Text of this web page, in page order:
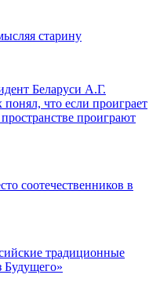
старину
Беларуси А.Г.
что если проиграет
проиграют
соотечественников в
традиционные
Будущего»